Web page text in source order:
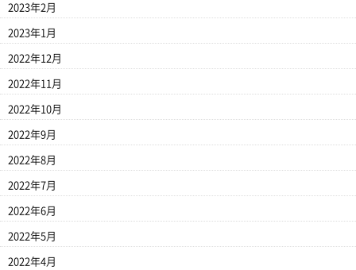
2023年2月
2023年1月
2022年12月
2022年11月
2022年10月
2022年9月
2022年8月
2022年7月
2022年6月
2022年5月
2022年4月